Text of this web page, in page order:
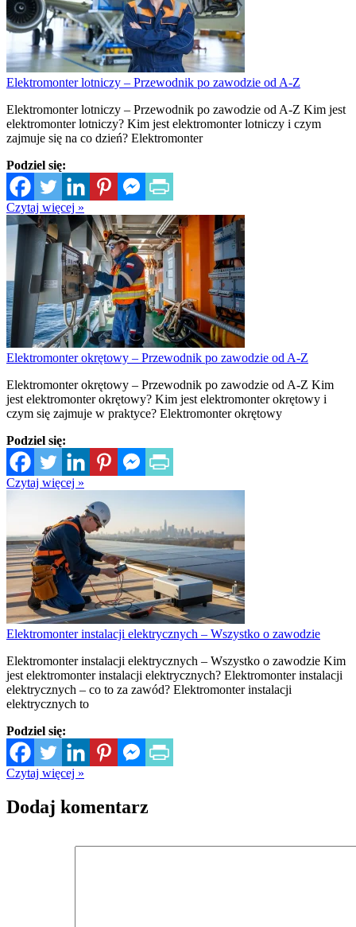
Elektromonter lotniczy – Przewodnik po zawodzie od A-Z
Elektromonter lotniczy – Przewodnik po zawodzie od A-Z Kim jest
elektromonter lotniczy? Kim jest elektromonter lotniczy i czym
zajmuje się na co dzień? Elektromonter
Podziel się:
Czytaj więcej »
Elektromonter okrętowy – Przewodnik po zawodzie od A-Z
Elektromonter okrętowy – Przewodnik po zawodzie od A-Z Kim
jest elektromonter okrętowy? Kim jest elektromonter okrętowy i
czym się zajmuje w praktyce? Elektromonter okrętowy
Podziel się:
Czytaj więcej »
Elektromonter instalacji elektrycznych – Wszystko o zawodzie
Elektromonter instalacji elektrycznych – Wszystko o zawodzie Kim
jest elektromonter instalacji elektrycznych? Elektromonter instalacji
elektrycznych – co to za zawód? Elektromonter instalacji
elektrycznych to
Podziel się:
Czytaj więcej »
Dodaj komentarz